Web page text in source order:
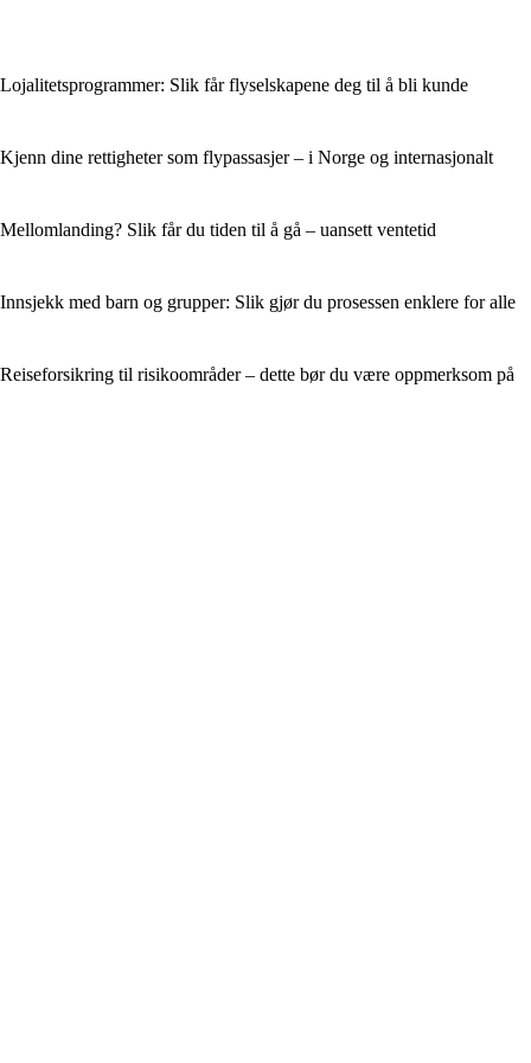
Lojalitetsprogrammer: Slik får flyselskapene deg til å bli kunde
Kjenn dine rettigheter som flypassasjer – i Norge og internasjonalt
Mellomlanding? Slik får du tiden til å gå – uansett ventetid
Innsjekk med barn og grupper: Slik gjør du prosessen enklere for alle
Reiseforsikring til risikoområder – dette bør du være oppmerksom på